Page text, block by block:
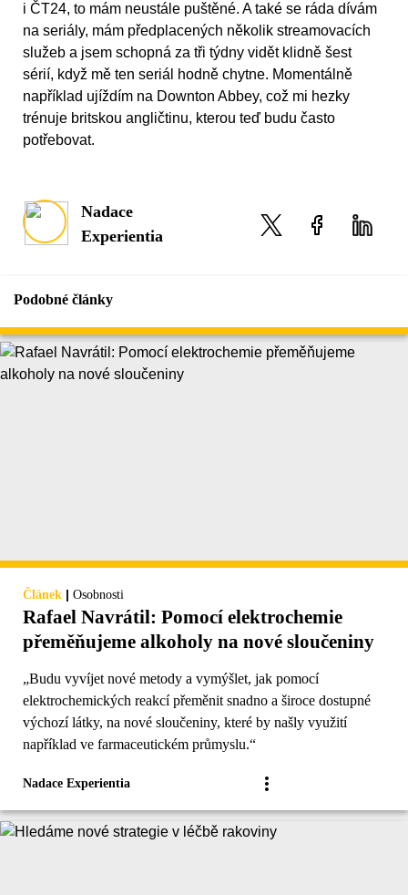
i ČT24, to mám neustále puštěné. A také se ráda dívám
na seriály, mám předplacených několik streamovacích
služeb a jsem schopná za tři týdny vidět klidně šest
sérií, když mě ten seriál hodně chytne. Momentálně
například ujíždím na Downton Abbey, což mi hezky
trénuje britskou angličtinu, kterou teď budu často
potřebovat.
Nadace
Experientia
Podobné články
Článek | Osobnosti
Rafael Navrátil: Pomocí elektrochemie
přeměňujeme alkoholy na nové sloučeniny
„Budu vyvíjet nové metody a vymýšlet, jak pomocí
elektrochemických reakcí přeměnit snadno a široce dostupné
výchozí látky, na nové sloučeniny, které by našly využití
například ve farmaceutickém průmyslu.“
Nadace Experientia